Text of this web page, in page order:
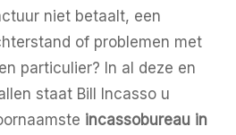
niet betaalt, een
of problemen met
particulier? In al deze en
staat Bill Incasso u
incassobureau in